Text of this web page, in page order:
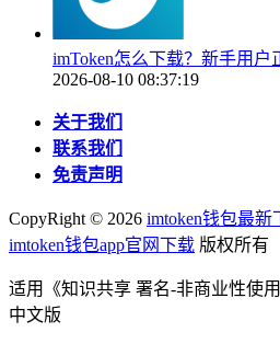
imToken怎么下载？新手用
2026-08-10 08:37:19
关于我们
联系我们
免责声明
CopyRight © 2026 imtoken钱包最新
imtoken钱包app官网下载 版权所有
适用《知识共享 署名-非商业性使
中文版